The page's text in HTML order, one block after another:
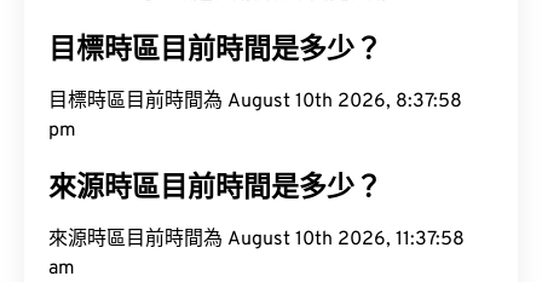
目標時區目前時間是多少？
目標時區目前時間為 August 10th 2026, 8:37:59
pm
來源時區目前時間是多少？
來源時區目前時間為 August 10th 2026, 11:37:59
am